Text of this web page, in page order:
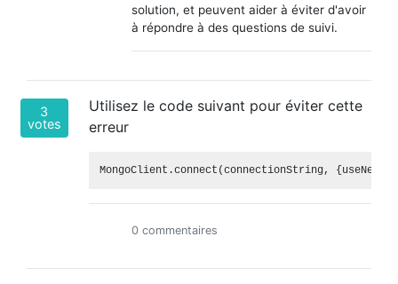
solution, et peuvent aider à éviter d'avoir
à répondre à des questions de suivi.
3
votes
Utilisez le code suivant pour éviter cette
erreur
0 commentaires